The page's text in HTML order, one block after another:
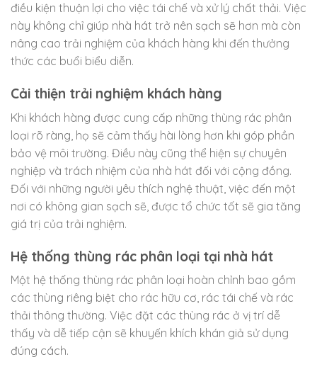
điều kiện thuận lợi cho việc tái chế và xử lý chất thải. Việc
này không chỉ giúp nhà hát trở nên sạch sẽ hơn mà còn
nâng cao trải nghiệm của khách hàng khi đến thưởng
thức các buổi biểu diễn.
Cải thiện trải nghiệm khách hàng
Khi khách hàng được cung cấp những thùng rác phân
loại rõ ràng, họ sẽ cảm thấy hài lòng hơn khi góp phần
bảo vệ môi trường. Điều này cũng thể hiện sự chuyên
nghiệp và trách nhiệm của nhà hát đối với cộng đồng.
Đối với những người yêu thích nghệ thuật, việc đến một
nơi có không gian sạch sẽ, được tổ chức tốt sẽ gia tăng
giá trị của trải nghiệm.
Hệ thống thùng rác phân loại tại nhà hát
Một hệ thống thùng rác phân loại hoàn chỉnh bao gồm
các thùng riêng biệt cho rác hữu cơ, rác tái chế và rác
thải thông thường. Việc đặt các thùng rác ở vị trí dễ
thấy và dễ tiếp cận sẽ khuyến khích khán giả sử dụng
đúng cách.